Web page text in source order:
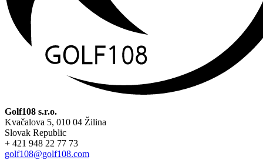
Golf108 s.r.o.
Kvačalova 5, 010 04 Žilina
Slovak Republic
+ 421 948 22 77 73
golf108@golf108.com